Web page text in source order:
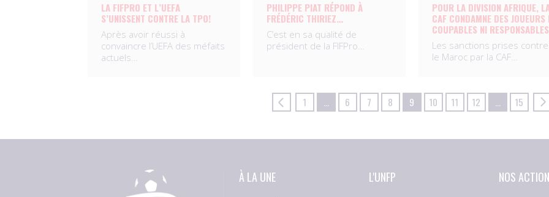
LA FIFPRO ET L’UEFA
S’UNISSENT CONTRE LA TPO!
Après avoir réussi à
convaincre l’UEFA des méfaits
actuels…
PHILIPPE PIAT RÉPOND À
FRÉDÉRIC THIRIEZ…
C’est en sa qualité de
président de la FIFPro…
POUR LA DIVISION AFRIQUE,
CAF CONDAMNE DES JOUEURS
COUPABLES NI
Les sanctions prises contre
le Maroc par la CAF…
1 6 7 8 9 10 11 12 15
À LA UNE L'UNFP NOS